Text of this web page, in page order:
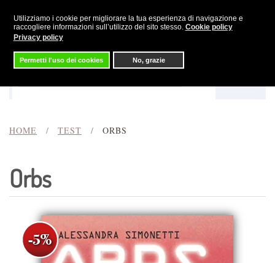
Utilizziamo i cookie per migliorare la tua esperienza di navigazione e
raccogliere informazioni sull’utilizzo del sito stesso. Cookie policy
Privacy policy
Permetti l'uso dei cookies No, grazie
Skip to main content
HOME TEST ORBS
Orbs